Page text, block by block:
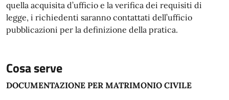
quella acquisita d’ufficio e la verifica dei requisiti di
legge, i richiedenti saranno contattati dell’ufficio
pubblicazioni per la definizione della pratica.
Cosa serve
DOCUMENTAZIONE PER MATRIMONIO CIVILE